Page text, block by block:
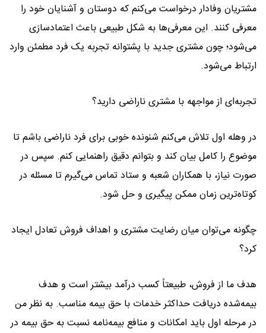
مشتریان وفادار درخواست می‌کنم که دوستان و آشنایان خود را
معرفی کنند. این معرفی‌ها به شکل طبیعی باعث اعتمادسازی
می‌شود؛ چون مشتری جدید با پشتوانه تجربه یک فرد مطمئن وارد
ارتباط می‌شود.
تجربه‌ای از مواجهه با مشتری ناراضی دارید؟
در وهله اول تلاش می‌کنم شنونده خوبی برای فرد ناراضی باشم تا
موضوع را کامل بیان کند و بتوانم دقیق راهنمایی کنم. سپس در
صورت نیاز، با همکاران شعبه و ستاد تماس می‌گیرم تا مسئله در
کوتاه‌ترین زمان ممکن پیگیری و حل شود.
چگونه می‌توان میان رضایت مشتری و اهداف فروش تعادل ایجاد
کرد؟
هدف ما از فروش، طبیعتاً کسب درآمد بیشتر است و هدف
بیمه‌شده دریافت حداکثر خدمات با حق بیمه مناسب. به نظر من
در مرحله اول باید امکانات و منافع بیمه‌نامه نسبت به حق بیمه در